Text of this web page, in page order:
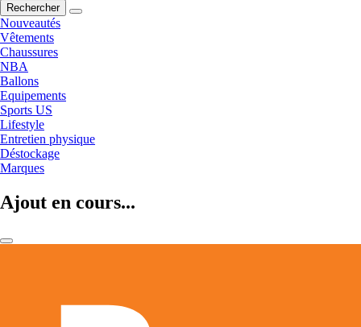
Rechercher
Nouveautés
Vêtements
Chaussures
NBA
Ballons
Equipements
Sports US
Lifestyle
Entretien physique
Déstockage
Marques
Ajout en cours...